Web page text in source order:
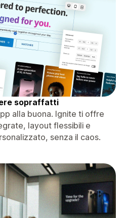
sopraffatti
alla buona. Ignite ti offre
layout flessibili e
senza il caos.